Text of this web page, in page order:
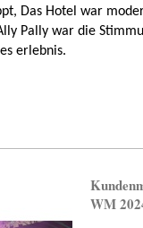
Das Hotel war
Pally war die
erlebnis.
WM